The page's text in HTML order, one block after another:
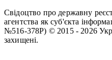
Свідоцтво про державну
агентства як суб'єкта
№516-378Р) © 2015 - 2026
захищені.